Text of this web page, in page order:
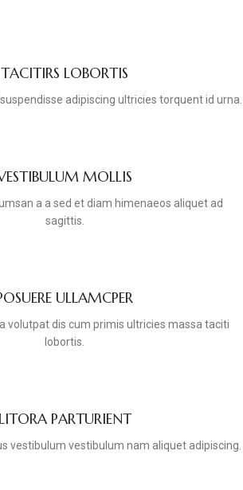
TACITIRS LOBORTIS
adipiscing ultricies torquent id urna.
MOLLIS
a a sed et diam himenaeos aliquet ad
sagittis.
ULLAMCPER
volutpat dis cum primis ultricies massa taciti
lobortis.
PARTURIENT
vestibulum vestibulum nam aliquet adipiscing.